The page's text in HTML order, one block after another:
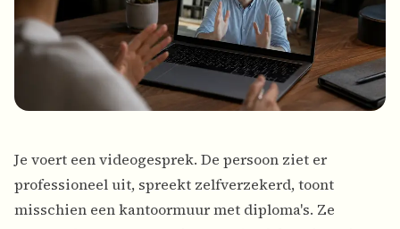
Je voert een videogesprek. De persoon ziet er
professioneel uit, spreekt zelfverzekerd, toont
misschien een kantoormuur met diploma's. Ze